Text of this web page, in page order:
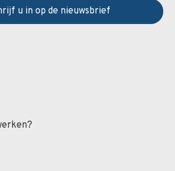
u in op de nieuwsbrief